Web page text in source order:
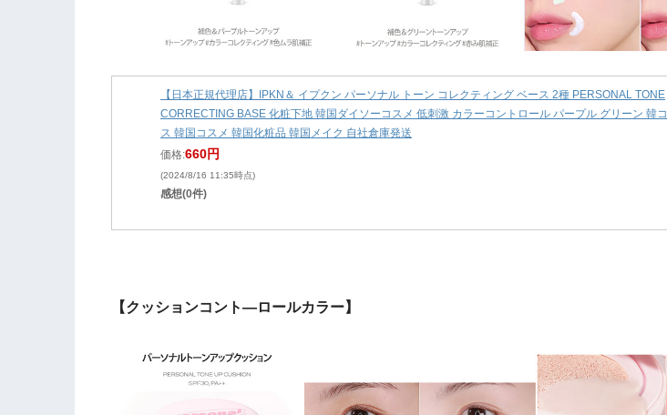
【日本正規代理店】IPKN＆ イプクン パーソナル トーン コレクティング ベース 2種 PERSONAL TONE
CORRECTING BASE 化粧下地 韓国ダイソーコスメ 低刺激 カラーコントロール パープル グリーン 韓コ
ス 韓国コスメ 韓国化粧品 韓国メイク 自社倉庫発送
価格:660円
(2024/8/16 11:35時点)
感想(0件)
【クッションコント―ロールカラー】